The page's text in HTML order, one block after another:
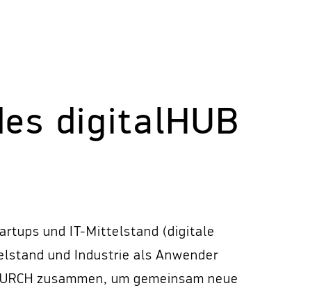
digitalHUB
und IT-Mittelstand (digitale
und Industrie als Anwender
zusammen, um gemeinsam neue